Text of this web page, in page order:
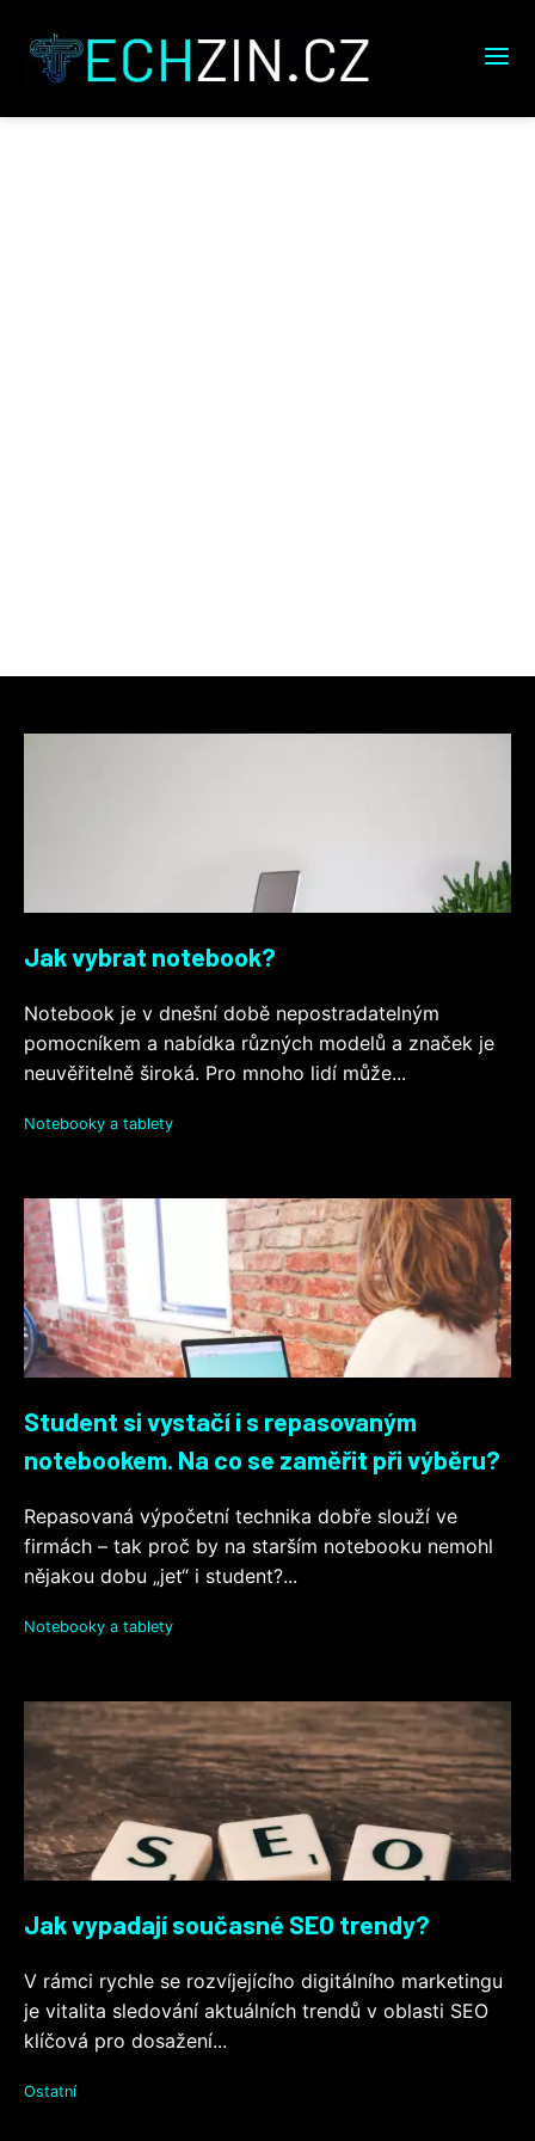
Jak vybrat notebook?
Notebook je v dnešní době nepostradatelným
pomocníkem a nabídka různých modelů a značek je
neuvěřitelně široká. Pro mnoho lidí může...
Notebooky a tablety
Student si vystačí i s repasovaným
notebookem. Na co se zaměřit při výběru?
Repasovaná výpočetní technika dobře slouží ve
firmách – tak proč by na starším notebooku nemohl
nějakou dobu „jet“ i student?...
Notebooky a tablety
Jak vypadají současné SEO trendy?
V rámci rychle se rozvíjejícího digitálního marketingu
je vitalita sledování aktuálních trendů v oblasti SEO
klíčová pro dosažení...
Ostatní